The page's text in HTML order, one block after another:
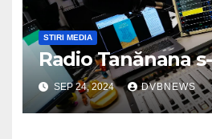
STIRI MEDIA
Radio Tanănana
SEP 24, 2024 DVBNEWS